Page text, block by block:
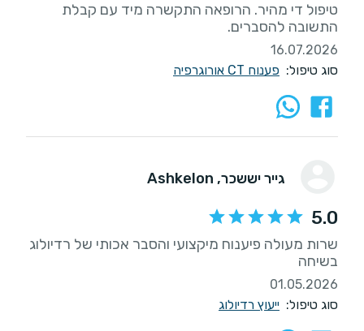
טיפול די מהיר. הרופאה התקשרה מיד עם קבלת
התשובה להסברים.
16.07.2026
סוג טיפול: פענוח CT אורוגרפיה
גייר יששכר, Ashkelon
5.0
שרות מעולה פיענוח מיקצועי והסבר אכותי של רדיולוג
בשיחה
01.05.2026
סוג טיפול: ייעוץ רדיולוג